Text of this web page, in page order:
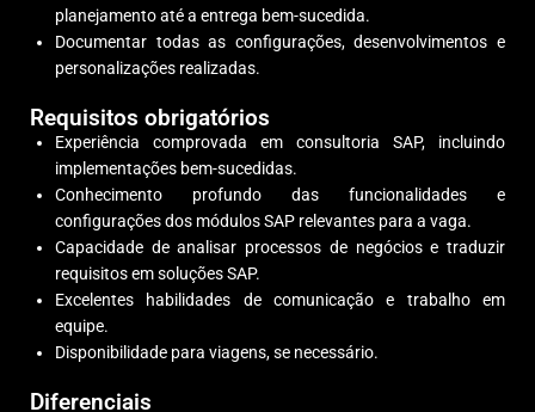
planejamento até a entrega bem-sucedida.
Documentar todas as configurações, desenvolvimentos e
personalizações realizadas.
Requisitos obrigatórios
Experiência comprovada em consultoria SAP, incluindo
implementações bem-sucedidas.
Conhecimento profundo das funcionalidades e
configurações dos módulos SAP relevantes para a vaga.
Capacidade de analisar processos de negócios e traduzir
requisitos em soluções SAP.
Excelentes habilidades de comunicação e trabalho em
equipe.
Disponibilidade para viagens, se necessário.
Diferenciais